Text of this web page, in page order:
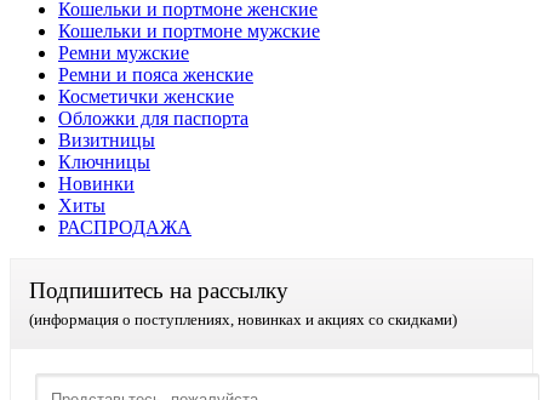
Кошельки и портмоне женские
Кошельки и портмоне мужские
Ремни мужские
Ремни и пояса женские
Косметички женские
Обложки для паспорта
Визитницы
Ключницы
Новинки
Хиты
РАСПРОДАЖА
Подпишитесь на рассылку
(информация о поступлениях, новинках и акциях со скидками)